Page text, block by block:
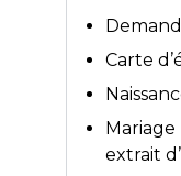
Carte
extrait